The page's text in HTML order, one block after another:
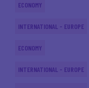
ECONOMY
INTERNATIONAL - EUROPE
ECONOMY
INTERNATIONAL - EUROPE